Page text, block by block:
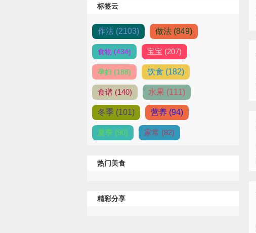
标签云
作法 (2103) 做法 (849)
食物 (434) 宝宝 (207)
孕妇 (188) 饮食 (182)
食谱 (140) 水果 (111)
冬季 (101) 营养 (94)
夏季 (90) 家常 (82)
热门美食
精彩分享